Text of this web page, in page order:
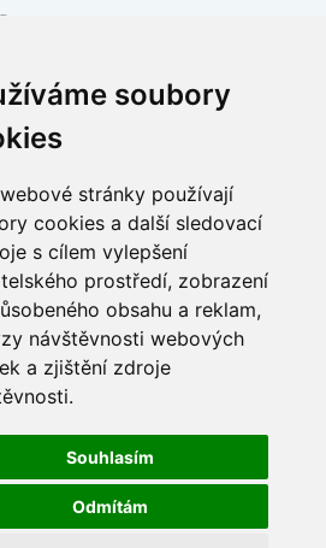
soubory
stránky používají
cookies a další sledovací
s cílem vylepšení
prostředí, zobrazení
obsahu a reklam,
návštěvnosti webových
a zjištění zdroje
Souhlasím
Odmítám
- Dražba
- Soutěž